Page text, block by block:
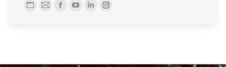
Blog
web
E-
Facebook
YouTube
LinkedinInstagram